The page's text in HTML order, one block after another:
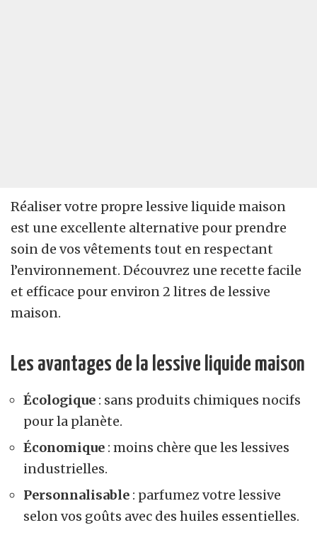
Réaliser votre propre lessive liquide maison
est une excellente alternative pour prendre
soin de vos vêtements tout en respectant
l’environnement. Découvrez une recette facile
et efficace pour environ 2 litres de lessive
maison.
Les avantages de la lessive liquide maison
Écologique : sans produits chimiques nocifs
pour la planète.
Économique : moins chère que les lessives
industrielles.
Personnalisable : parfumez votre lessive
selon vos goûts avec des huiles essentielles.